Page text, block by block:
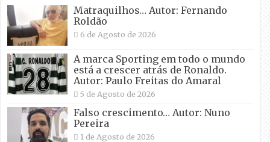
Matraquilhos… Autor: Fernando
Roldão
6 de Agosto de 2026
A marca Sporting em todo o mundo
está a crescer atrás de Ronaldo.
Autor: Paulo Freitas do Amaral
5 de Agosto de 2026
Falso crescimento… Autor: Nuno
Pereira
1 de Agosto de 2026